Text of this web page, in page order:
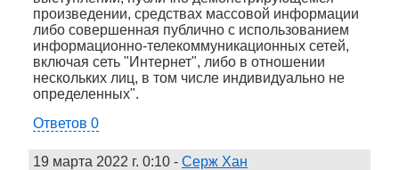
произведении, средствах массовой информации
либо совершенная публично с использованием
информационно-телекоммуникационных сетей,
включая сеть "Интернет", либо в отношении
нескольких лиц, в том числе индивидуально не
определенных".
Ответов 0
19 марта 2022 г. 0:10 - Серж Хан